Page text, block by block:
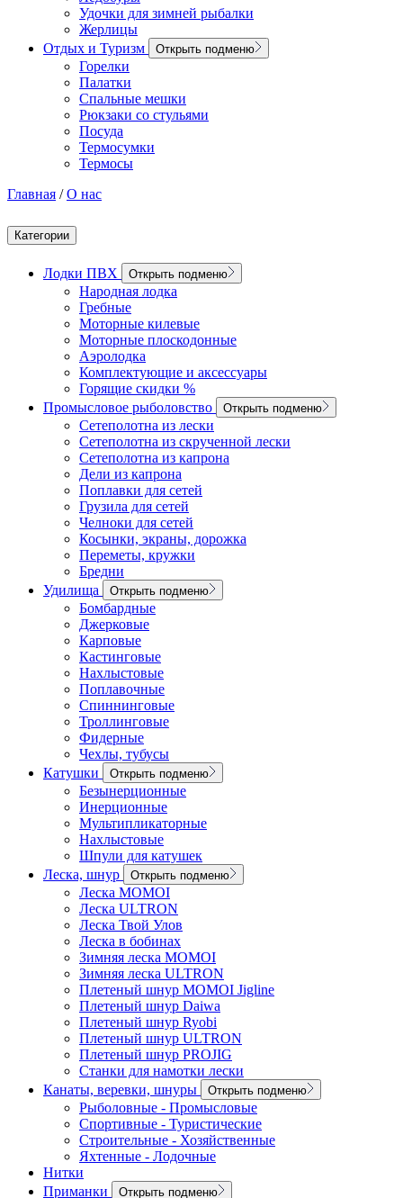
Удочки для зимней рыбалки
Жерлицы
Отдых и Туризм
Открыть подменю
Горелки
Палатки
Спальные мешки
Рюкзаки со стульями
Посуда
Термосумки
Термосы
Главная /О нас
Категории
Лодки ПВХ Открыть подменю
Народная лодка
Гребные
Моторные килевые
Моторные плоскодонные
Аэролодка
Комплектующие и аксессуары
Горящие скидки %
Промысловое рыболовство
Открыть подменю
Сетеполотна из лески
Сетеполотна из скрученной лески
Сетеполотна из капрона
Дели из капрона
Поплавки для сетей
Грузила для сетей
Челноки для сетей
Косынки, экраны, дорожка
Переметы, кружки
Бредни
Удилища
Открыть подменю
Бомбардные
Джерковые
Карповые
Кастинговые
Нахлыстовые
Поплавочные
Спиннинговые
Троллинговые
Фидерные
Чехлы, тубусы
Катушки
Открыть подменю
Безынерционные
Инерционные
Мультипликаторные
Нахлыстовые
Шпули для катушек
Леска, шнур
Открыть подменю
Леска MOMOI
Леска ULTRON
Леска Твой Улов
Леска в бобинах
Зимняя леска MOMOI
Зимняя леска ULTRON
Плетеный шнур MOMOI Jigline
Плетеный шнур Daiwa
Плетеный шнур Ryobi
Плетеный шнур ULTRON
Плетеный шнур PROJIG
Станки для намотки лески
Канаты, веревки, шнуры
Открыть подменю
Рыболовные - Промысловые
Спортивные - Туристические
Строительные - Хозяйственные
Яхтенные - Лодочные
Нитки
Приманки
Открыть подменю